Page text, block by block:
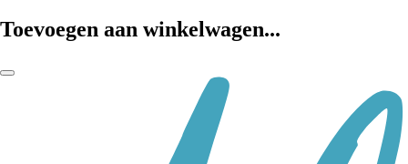
Toevoegen aan winkelwagen...